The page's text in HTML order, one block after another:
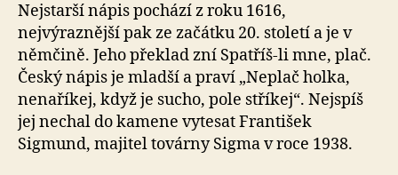
Nejstarší nápis pochází z roku 1616,
nejvýraznější pak ze začátku 20. století a je v
němčině. Jeho překlad zní Spatříš-li mne, plač.
Český nápis je mladší a praví „Neplač holka,
nenaříkej, když je sucho, pole stříkej“. Nejspíš
jej nechal do kamene vytesat František
Sigmund, majitel továrny Sigma v roce 1938.